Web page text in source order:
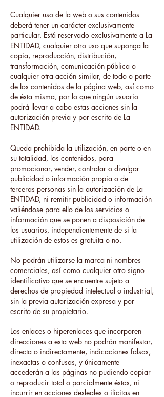
Cualquier uso de la web o sus contenidos
deberá tener un carácter exclusivamente
particular. Está reservado exclusivamente a La
ENTIDAD, cualquier otro uso que suponga la
copia, reproducción, distribución,
transformación, comunicación pública o
cualquier otra acción similar, de todo o parte
de los contenidos de la página web, así como
de ésta misma, por lo que ningún usuario
podrá llevar a cabo estas acciones sin la
autorización previa y por escrito de La
ENTIDAD.
Queda prohibida la utilización, en parte o en
su totalidad, los contenidos, para
promocionar, vender, contratar o divulgar
publicidad o información propia o de
terceras personas sin la autorización de La
ENTIDAD, ni remitir publicidad o información
valiéndose para ello de los servicios o
información que se ponen a disposición de
los usuarios, independientemente de si la
utilización de estos es gratuita o no.
No podrán utilizarse la marca ni nombres
comerciales, así como cualquier otro signo
identificativo que se encuentre sujeto a
derechos de propiedad intelectual o industrial,
sin la previa autorización expresa y por
escrito de su propietario.
Los enlaces o hiperenlaces que incorporen
direcciones a esta web no podrán manifestar,
directa o indirectamente, indicaciones falsas,
inexactas o confusas, y únicamente
accederán a las páginas no pudiendo copiar
o reproducir total o parcialmente éstas, ni
incurrir en acciones desleales o ilícitas en